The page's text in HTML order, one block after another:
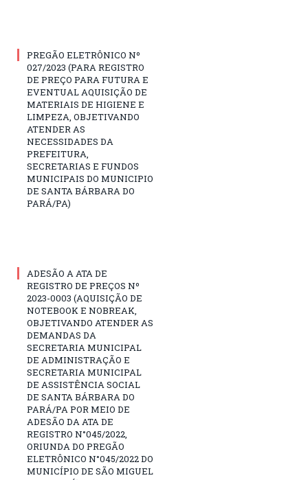
PREGÃO ELETRÔNICO Nº
027/2023 (PARA REGISTRO
DE PREÇO PARA FUTURA E
EVENTUAL AQUISIÇÃO DE
MATERIAIS DE HIGIENE E
LIMPEZA, OBJETIVANDO
ATENDER AS
NECESSIDADES DA
PREFEITURA,
SECRETARIAS E FUNDOS
MUNICIPAIS DO MUNICIPIO
DE SANTA BÁRBARA DO
PARÁ/PA)
ADESÃO A ATA DE
REGISTRO DE PREÇOS Nº
2023-0003 (AQUISIÇÃO DE
NOTEBOOK E NOBREAK,
OBJETIVANDO ATENDER AS
DEMANDAS DA
SECRETARIA MUNICIPAL
DE ADMINISTRAÇÃO E
SECRETARIA MUNICIPAL
DE ASSISTÊNCIA SOCIAL
DE SANTA BÁRBARA DO
PARÁ/PA POR MEIO DE
ADESÃO DA ATA DE
REGISTRO N°045/2022,
ORIUNDA DO PREGÃO
ELETRÔNICO N°045/2022 DO
MUNICÍPIO DE SÃO MIGUEL